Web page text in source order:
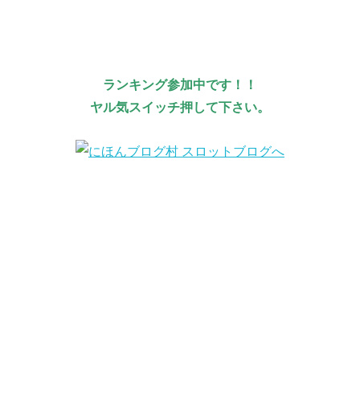
ランキング参加中です！！
ヤル気スイッチ押して下さい。